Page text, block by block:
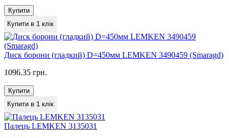
Купити
Купити в 1 клік
Диск борони (гладкий) D=450мм LEMKEN 3490459 (Smaragd)
1096.35 грн.
Купити
Купити в 1 клік
Палець LEMKEN 3135031